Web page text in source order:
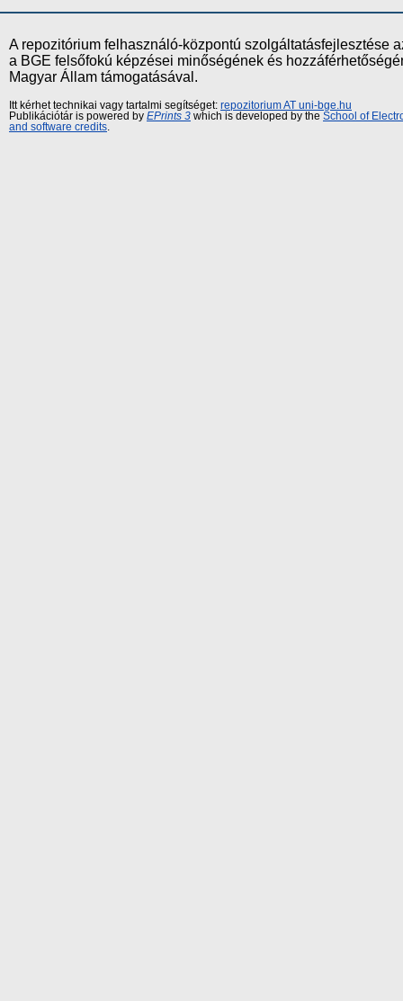
A repozitórium felhasználó-központú szolgáltatásfejlesztése
a BGE felsőfokú képzései minőségének és
Magyar Állam támogatásával.
Itt kérhet technikai vagy tartalmi segítséget: repozitorium AT uni-bge.hu
Publikációtár is powered by EPrints 3 which is developed by the School of
and software credits